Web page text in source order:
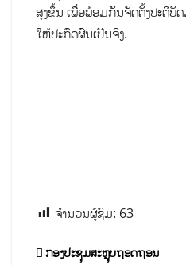
ສູງຂຶ້ນ ເພື່ອພ້ອມກັນຈັດຕັ້ງປະຕິບັ
ໃຫ້ປະກົດຜົນເປັນຈິງ.
ຂ່າວ/ພ
ບັນນາທິ
ຈຳນວນຜູ້ຊົມ: 63
ກອງປະຊຸມສະຫຼຸບຖອດຖອນ